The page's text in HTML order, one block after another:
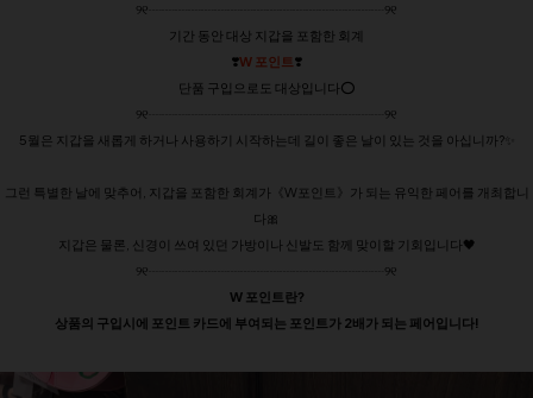
୨୧┈┈┈┈┈┈┈┈┈┈┈┈┈┈┈┈┈┈୨୧
기간 동안 대상 지갑을 포함한 회계
❣️W 포인트 ❣️
단품 구입으로도 대상입니다⭕️
୨୧┈┈┈┈┈┈┈┈┈┈┈┈┈┈┈┈┈┈୨୧
5월은 지갑을 새롭게 하거나 사용하기 시작하는데 길이 좋은 날이 있는 것을 아십니까?✨
그런 특별한 날에 맞추어, 지갑을 포함한 회계가《W포인트》가 되는 유익한 페어를 개최합니
다🎀
지갑은 물론, 신경이 쓰여 있던 가방이나 신발도 함께 맞이할 기회입니다🖤
୨୧┈┈┈┈┈┈┈┈┈┈┈┈┈┈┈┈┈┈୨୧
W 포인트란?
상품의 구입시에 포인트 카드에 부여되는 포인트가 2배가 되는 페어입니다!